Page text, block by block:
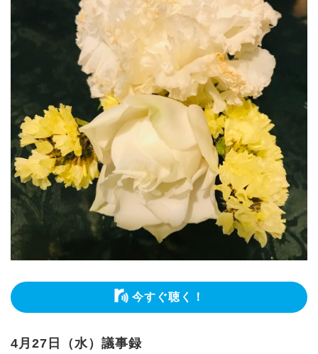
今すぐ聴く！
4月27日（水）議事録